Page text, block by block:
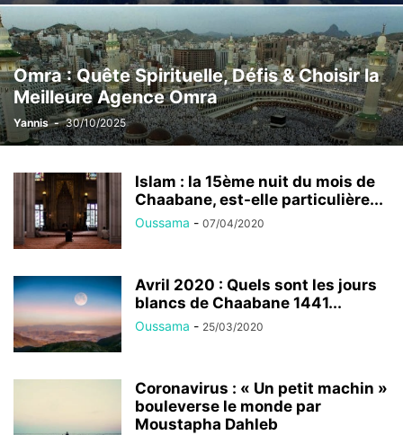
Omra : Quête Spirituelle, Défis & Choisir la
Meilleure Agence Omra
Yannis - 30/10/2025
Islam : la 15ème nuit du mois de
Chaabane, est-elle particulière...
Oussama - 07/04/2020
Avril 2020 : Quels sont les jours
blancs de Chaabane 1441...
Oussama - 25/03/2020
Coronavirus : « Un petit machin »
bouleverse le monde par
Moustapha Dahleb